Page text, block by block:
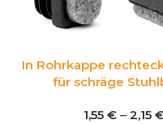
In Rohrkappe
für schräge
1,55 € – 2,15